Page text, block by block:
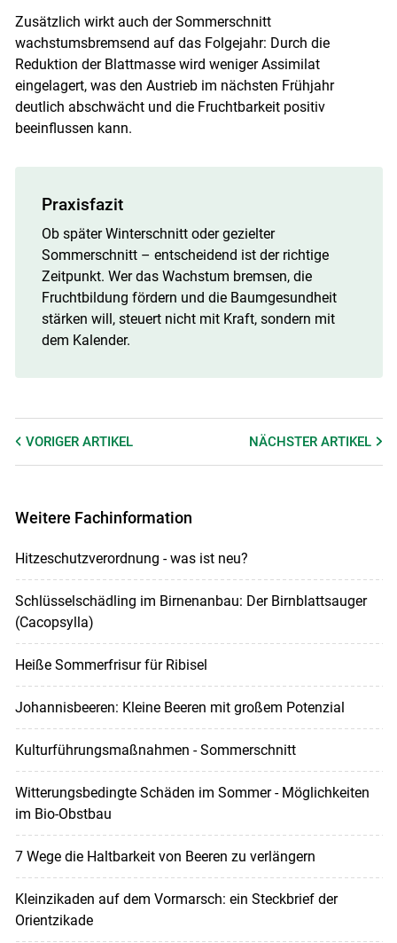
Zusätzlich wirkt auch der Sommerschnitt
wachstumsbremsend auf das Folgejahr: Durch die
Reduktion der Blattmasse wird weniger Assimilat
eingelagert, was den Austrieb im nächsten Frühjahr
deutlich abschwächt und die Fruchtbarkeit positiv
beeinflussen kann.
Praxisfazit
Ob später Winterschnitt oder gezielter
Sommerschnitt – entscheidend ist der richtige
Zeitpunkt. Wer das Wachstum bremsen, die
Fruchtbildung fördern und die Baumgesundheit
stärken will, steuert nicht mit Kraft, sondern mit
dem Kalender.
VORIGER ARTIKEL NÄCHSTERARTIKEL
Weitere Fachinformation
Hitzeschutzverordnung - was ist neu?
Schlüsselschädling im Birnenanbau: Der Birnblattsauger
(Cacopsylla)
Heiße Sommerfrisur für Ribisel
Johannisbeeren: Kleine Beeren mit großem Potenzial
Kulturführungsmaßnahmen - Sommerschnitt
Witterungsbedingte Schäden im Sommer - Möglichkeiten
im Bio-Obstbau
7 Wege die Haltbarkeit von Beeren zu verlängern
Kleinzikaden auf dem Vormarsch: ein Steckbrief der
Orientzikade